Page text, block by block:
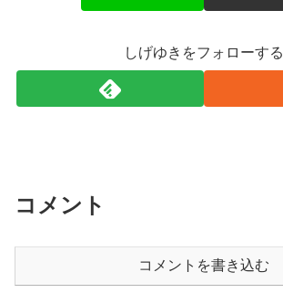
しげゆきをフォローする
コメント
コメントを書き込む